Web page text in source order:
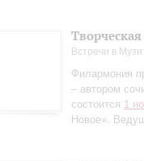
Встречи в
Филармония
– автором
состоится 1
Новое».